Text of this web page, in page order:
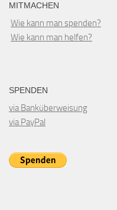
MITMACHEN
Wie kann man spenden?
Wie kann man helfen?
SPENDEN
via Banküberweisung
via PayPal